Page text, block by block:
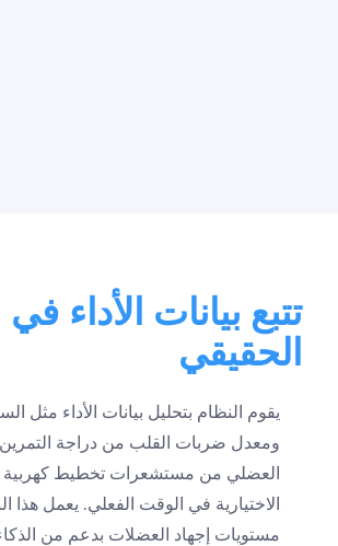
تتبع بيانات الأداء
الحقيقي
يقوم النظام بتحليل بيانات الأداء مثل
ومعدل ضربات القلب من دراجة التمرين
الاختيارية في الوقت الفعلي. يعمل هذا
مستويات إجهاد العضلات بدعم من